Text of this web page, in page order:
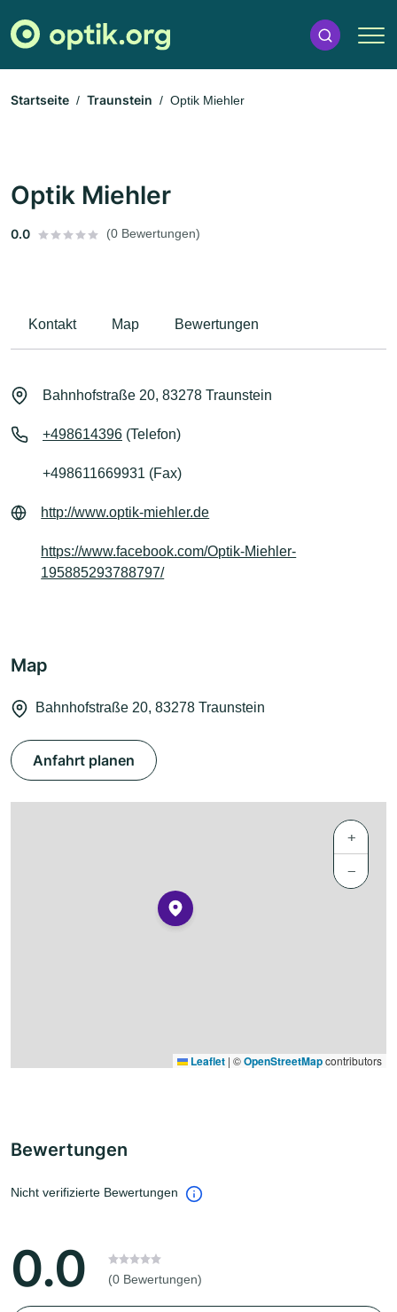
Startseite Traunstein Optik Miehler
Optik Miehler
0.0 (0 Bewertungen)
Kontakt Map Bewertungen
Bahnhofstraße 20, 83278 Traunstein
+498614396 (Telefon)
+498611669931 (Fax)
http://www.optik-miehler.de
https://www.facebook.com/Optik-Miehler-
195885293788797/
Map
Bahnhofstraße 20, 83278 Traunstein
Anfahrt planen
+
−
Leaflet | ©OpenStreetMapcontributors
Bewertungen
Nicht verifizierte Bewertungen
0.0 (0 Bewertungen)